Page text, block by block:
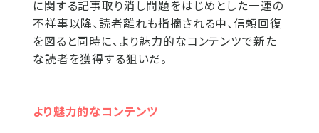
に関する記事取り消し問題をはじめとした一連の
不祥事以降、読者離れも指摘される中、信頼回復
を図ると同時に、より魅力的なコンテンツで新た
な読者を獲得する狙いだ。
より魅力的なコンテンツ